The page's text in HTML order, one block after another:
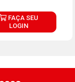
FAÇA SEU
LOGIN